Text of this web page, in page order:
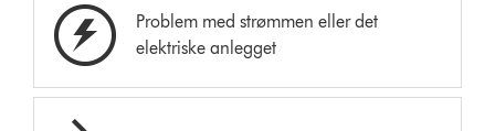
Problem med strømmen eller det
elektriske anlegget